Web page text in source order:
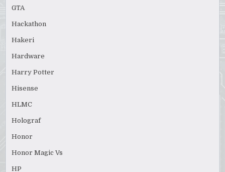
GTA
Hackathon
Hakeri
Hardware
Harry Potter
Hisense
HLMC
Holograf
Honor
Honor Magic Vs
HP